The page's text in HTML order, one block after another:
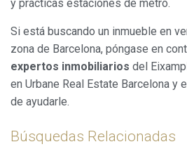
y prácticas estaciones de metro.
Si está buscando un inmueble en
zona de Barcelona, póngase en
expertos inmobiliarios del
en Urbane Real Estate Barcelona y
de ayudarle.
Búsquedas Relacionadas